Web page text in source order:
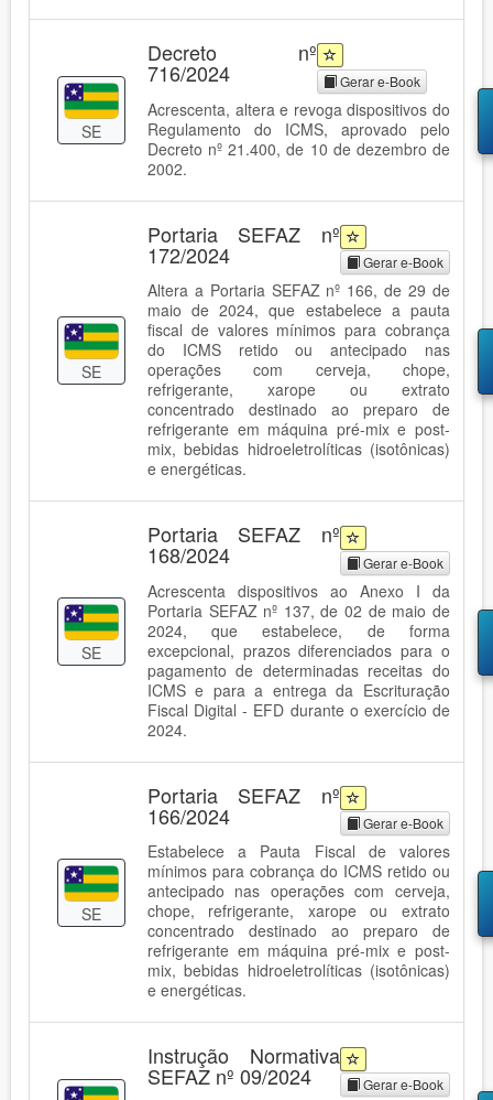
SE
Decreto nº
716/2024 Gerar e-Book
Acrescenta, altera e revoga dispositivos do
Regulamento do ICMS, aprovado pelo
Decreto nº 21.400, de 10 de dezembro de
2002.
SE
Portaria SEFAZ nº
172/2024 Gerar e-Book
Altera a Portaria SEFAZ nº 166, de 29 de
maio de 2024, que estabelece a pauta
fiscal de valores mínimos para cobrança
do ICMS retido ou antecipado nas
operações com cerveja, chope,
refrigerante, xarope ou extrato
concentrado destinado ao preparo de
refrigerante em máquina pré-mix e post-
mix, bebidas hidroeletrolíticas (isotônicas)
e energéticas.
SE
Portaria SEFAZ nº
168/2024 Gerar e-Book
Acrescenta dispositivos ao Anexo I da
Portaria SEFAZ nº 137, de 02 de maio de
2024, que estabelece, de forma
excepcional, prazos diferenciados para o
pagamento de determinadas receitas do
ICMS e para a entrega da Escrituração
Fiscal Digital - EFD durante o exercício de
2024.
SE
Portaria SEFAZ nº
166/2024 Gerar e-Book
Estabelece a Pauta Fiscal de valores
mínimos para cobrança do ICMS retido ou
antecipado nas operações com cerveja,
chope, refrigerante, xarope ou extrato
concentrado destinado ao preparo de
refrigerante em máquina pré-mix e post-
mix, bebidas hidroeletrolíticas (isotônicas)
e energéticas.
Instrução Normativa
SEFAZ nº 09/2024 Gerar e-Book